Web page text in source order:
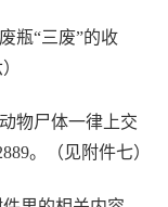
瓶“三废”的收
物尸体一律上交
。（见附件七）